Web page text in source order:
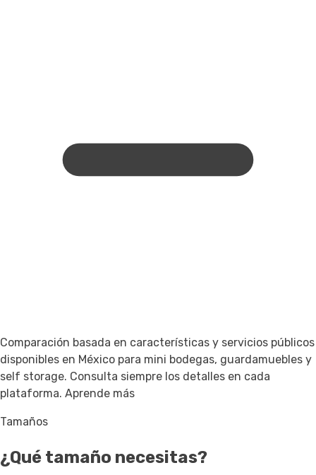
Comparación basada en características y servicios públicos
disponibles en México para mini bodegas, guardamuebles y
self storage. Consulta siempre los detalles en cada
plataforma. Aprende más
Tamaños
¿Qué tamaño necesitas?